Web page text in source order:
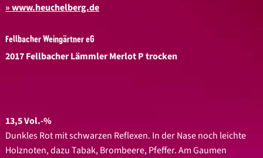
www.heuchelberg.de
Fellbacher Weingärtner eG
2017 Fellbacher Lämmler Merlot P trocken
13,5 Vol.-%
Dunkles Rot mit schwarzen Reflexen. In der Nase noch leichte
Holznoten, dazu Tabak, Brombeere, Pfeffer. Am Gaumen